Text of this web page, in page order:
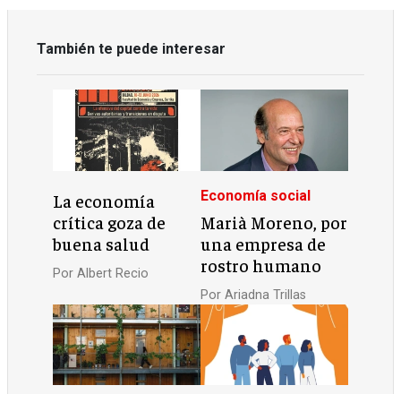
También te puede interesar
La economía
crítica goza de
buena salud
PorAlbert Recio
Economía social
Marià Moreno, por
una empresa de
rostro humano
Por Ariadna Trillas